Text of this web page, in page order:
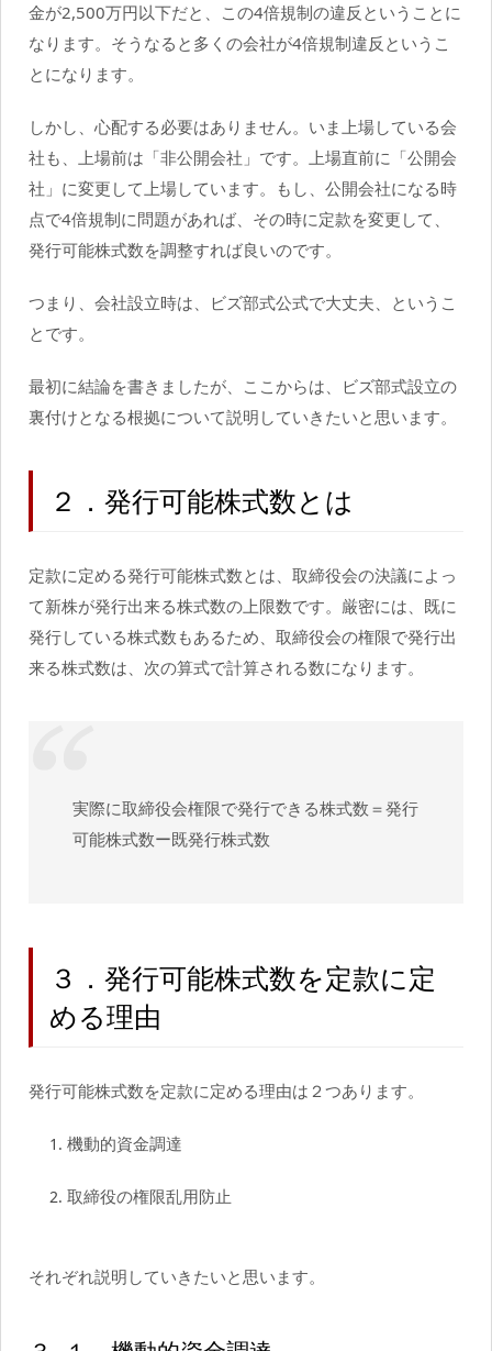
金が2,500万円以下だと、この4倍規制の違反ということに
なります。そうなると多くの会社が4倍規制違反というこ
とになります。
しかし、心配する必要はありません。いま上場している会
社も、上場前は「非公開会社」です。上場直前に「公開会
社」に変更して上場しています。もし、公開会社になる時
点で4倍規制に問題があれば、その時に定款を変更して、
発行可能株式数を調整すれば良いのです。
つまり、会社設立時は、ビズ部式公式で大丈夫、というこ
とです。
最初に結論を書きましたが、ここからは、ビズ部式設立の
裏付けとなる根拠について説明していきたいと思います。
２．発行可能株式数とは
定款に定める発行可能株式数とは、取締役会の決議によっ
て新株が発行出来る株式数の上限数です。厳密には、既に
発行している株式数もあるため、取締役会の権限で発行出
来る株式数は、次の算式で計算される数になります。
実際に取締役会権限で発行できる株式数＝発行
可能株式数ー既発行株式数
３．発行可能株式数を定款に定
める理由
発行可能株式数を定款に定める理由は２つあります。
機動的資金調達
取締役の権限乱用防止
それぞれ説明していきたいと思います。